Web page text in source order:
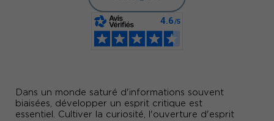
Dans un monde saturé d'informations souvent
biaisées, développer un esprit critique est
essentiel. Cultiver la curiosité, l'ouverture d'esprit